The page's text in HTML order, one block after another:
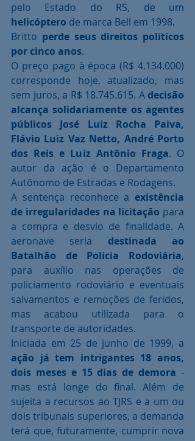
pelo Estado do RS, de um
helicóptero de marca Bell em 1998.
Britto perde seus direitos políticos
por cinco anos.
O preço pago à época (R$ 4.134.000)
corresponde hoje, atualizado, mas
sem juros, a R$ 18.745.615. A decisão
alcança solidariamente os agentes
públicos José Luiz Rocha Paiva,
Flávio Luiz Vaz Netto, André Porto
dos Reis e Luiz Antônio Fraga. O
autor da ação é o Departamento
Autônomo de Estradas e Rodagens.
A sentença reconhece a existência
de irregularidades na licitação para
a compra e desvio de finalidade. A
aeronave seria destinada ao
Batalhão de Polícia Rodoviária,
para auxílio nas operações de
policiamento rodoviário e eventuais
salvamentos e remoções de feridos,
mas acabou utilizada para o
transporte de autoridades.
ação já tem intrigantes 18 anos,
dois meses e 15 dias de demora -
mas está longe do final. Além de
sujeita a recursos ao TJRS e a um ou
dois tribunais superiores, a demanda
terá que, futuramente, cumprir nova